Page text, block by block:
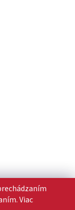
Viac